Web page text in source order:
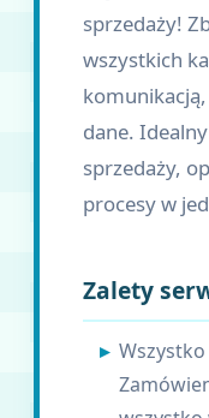
sprzedaży!
wszystkich
dane.
sprzedaży,
procesy w
Zalety